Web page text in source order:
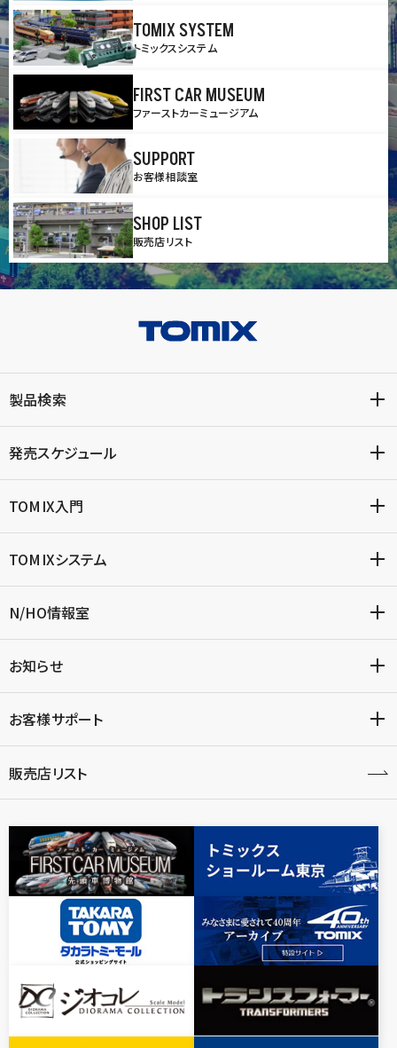
TOMIX SYSTEM
トミックスシステム
FIRST CAR MUSEUM
ファーストカーミュージアム
SUPPORT
お客様相談室
SHOP LIST
販売店リスト
製品検索
発売スケジュール
TOMIX入門
TOMIXシステム
N/HO情報室
お知らせ
お客様サポート
販売店リスト